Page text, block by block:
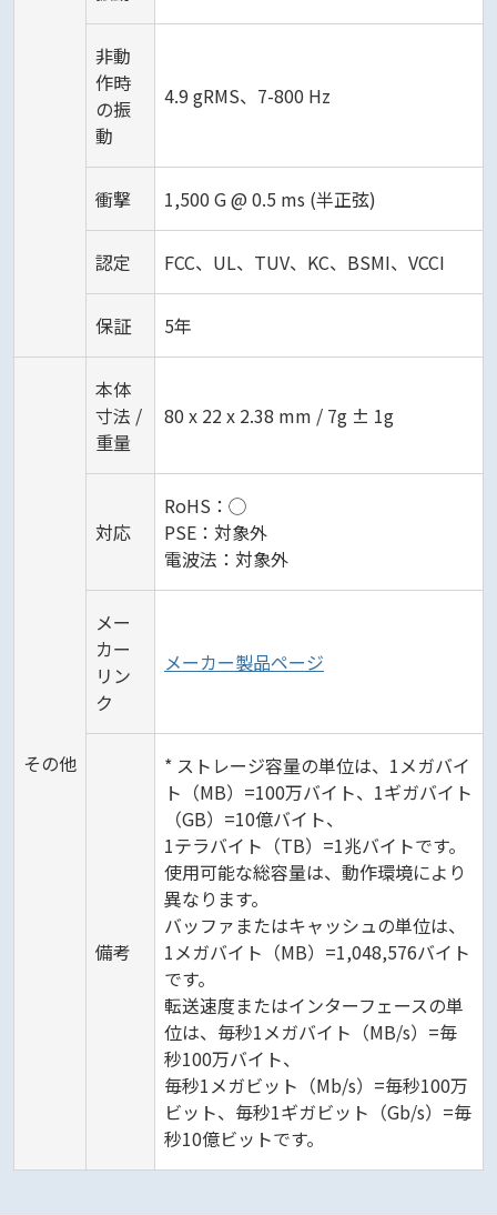
非動
作時
の振
動
4.9 gRMS、7-800 Hz
衝撃 1,500 G @ 0.5 ms (半正弦)
認定 FCC、UL、TUV、KC、BSMI、VCCI
保証 5年
その他
本体
寸法 /
重量
80 x 22 x 2.38 mm / 7g ± 1g
対応
RoHS：◯
PSE：対象外
電波法：対象外
メー
カー
リン
ク
メーカー製品ページ
備考
* ストレージ容量の単位は、1メガバイ
ト（MB）=100万バイト、1ギガバイト
（GB）=10億バイト、
1テラバイト（TB）=1兆バイトです。
使用可能な総容量は、動作環境により
異なります。
バッファまたはキャッシュの単位は、
1メガバイト（MB）=1,048,576バイト
です。
転送速度またはインターフェースの単
位は、毎秒1メガバイト（MB/s）=毎
秒100万バイト、
毎秒1メガビット（Mb/s）=毎秒100万
ビット、毎秒1ギガビット（Gb/s）=毎
秒10億ビットです。